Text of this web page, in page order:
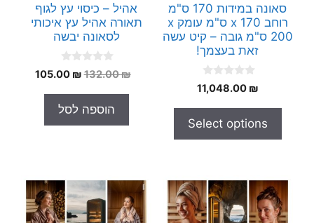
סאונה במידות 170 ס"מ
רוחב x 170 ס"מ עומק x
200 ס"מ גובה – קיט עשה
זאת בעצמך!
0
o
o
5
11,048.00 ₪
Select options
אהיל – כיסוי עץ לגוף
תאורה אהיל עץ איכותי
לסאונה יבשה
0
o
o
5
132.00₪
המחיר
היה:
132.00 ₪.
105.00 ₪
המחיר
הוספה לסל